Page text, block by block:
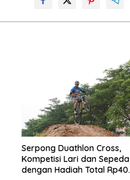
Serpong Duathlon Cross,
Kompetisi Lari dan Sepeda
dengan Hadiah Total Rp40